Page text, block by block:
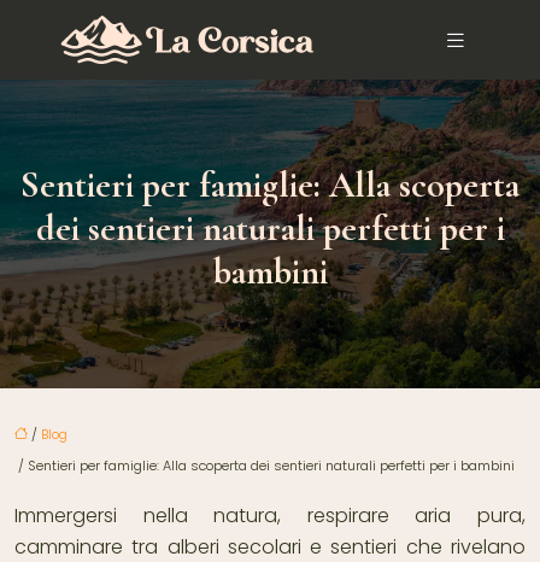
Sentieri per famiglie: Alla scoperta
dei sentieri naturali perfetti per i
bambini
/ Blog
/ Sentieri per famiglie: Alla scoperta dei sentieri naturali perfetti per i bambini
Immergersi nella natura, respirare aria pura,
camminare tra alberi secolari e sentieri che rivelano